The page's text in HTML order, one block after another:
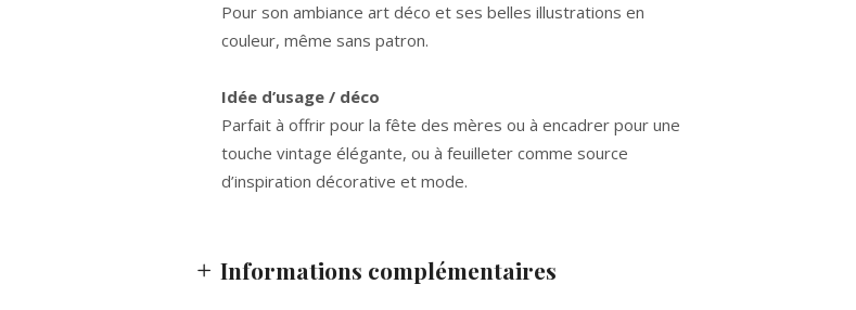
Pour son ambiance art déco et ses belles illustrations en
couleur, même sans patron.
Idée d’usage / déco
Parfait à offrir pour la fête des mères ou à encadrer pour une
touche vintage élégante, ou à feuilleter comme source
d’inspiration décorative et mode.
Informations complémentaires